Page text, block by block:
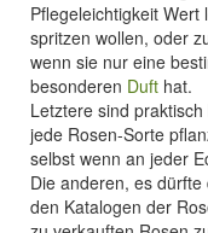
Pflegeleichtigkeit
spritzen wollen, oder
wenn sie nur eine
besonderen Duft hat.
Letztere sind
jede Rosen-Sorte
selbst wenn an jeder
Die anderen, es
den Katalogen der